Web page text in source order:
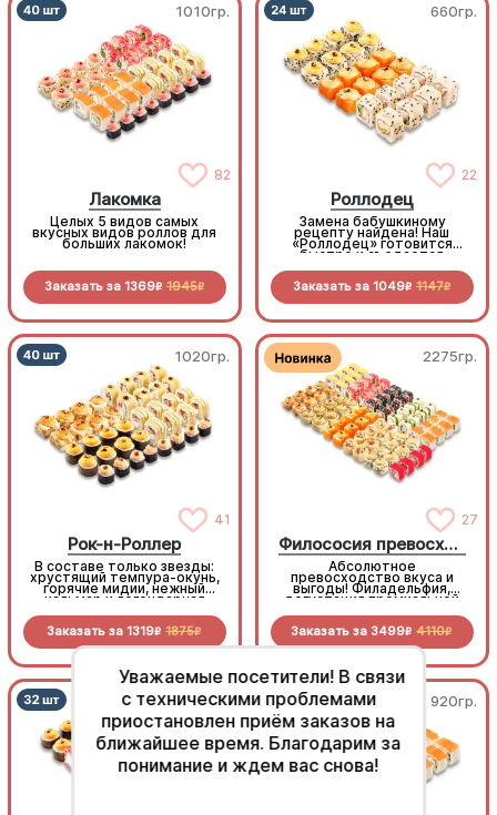
1010гр.
82
Лакомка
Целых 5 видов самых
вкусных видов роллов для
больших лакомок!
Заказать за 1369R 1945R
660гр.
22
Роллодец
Замена бабушкиному
рецепту найдена! Наш
«Роллодец» готовится
быстро и съедается
настроение в каждом
кусочке без лишних хлопот
Заказать за 1049R 1147R
1020гр.
41
Рок-н-Роллер
В составе только звезды:
хрустящий темпура-окунь,
горячие мидии, нежный
кальмар и легендарная
«разогреве» — уникальные
запеченные мини-роллы в
удобном размере, где
каждый кусочек идеально
помещается в рот и дарит
максимум наслаждения
Заказать за 1319R 1875R
2275гр.
27
Филососия превосходства
Абсолютное
превосходство вкуса и
выгоды! Филадельфия,
дегустация премиальной
рыба и другие деликатесы.
Наш эксклюзив – ролл с
нежным, сочным кальмаром
под фирменным соусом. 84
кусочка чистой роскоши
без переплат.
Заказать за 3499R 4110R
840гр. 920гр.
Уважаемые посетители! В связи
с техническими проблемами
приостановлен приём заказов на
ближайшее время. Благодарим за
понимание и ждем вас снова!